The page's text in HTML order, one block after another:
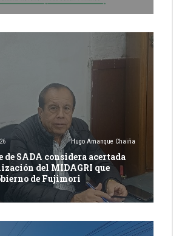
Hugo Amanque Chaiña
de SADA considera acertada
del MIDAGRI que
de Fujimori